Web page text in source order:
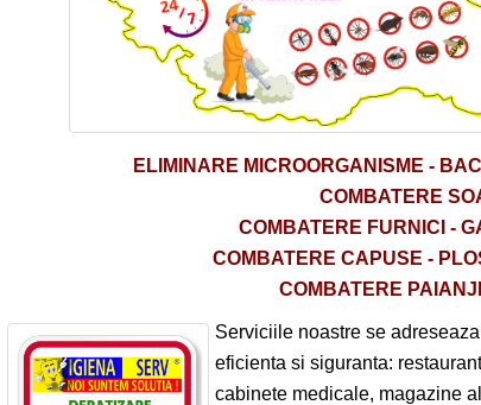
ELIMINARE MICROORGANISME -
COMBATERE
COMBATERE FURNICI -
COMBATERE CAPUSE -
COMBATERE
Serviciile noastre se
eficienta si siguranta:
cabinete medicale, magazine